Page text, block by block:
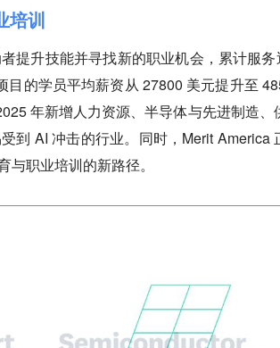
培训
提升技能并寻找新的职业机会，累计服务
的学员平均薪资从 27800 美元提升至
年新增人力资源、半导体与先进制造、
到 AI 冲击的行业。同时，Merit America
职业培训的新路径。